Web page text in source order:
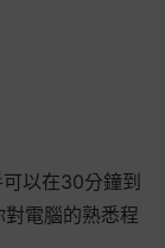
以在30分鐘到
電腦的熟悉程